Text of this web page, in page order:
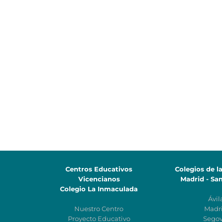
Centros Educativos
Vicencianos
Colegio La Inmaculada
Nuestro Centro
Proyecto Educativo
Colegios de
Madrid -